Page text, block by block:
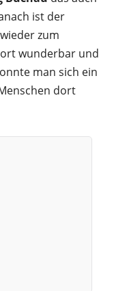
ist der
zum
wunderbar und
man sich ein
dort